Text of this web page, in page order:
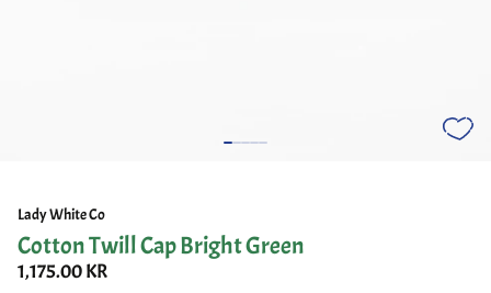
Lady White Co
Cotton Twill Cap Bright Green
1,175.00 KR